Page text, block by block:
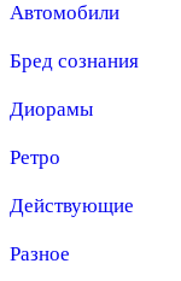
Автомобили
Бред сознания
Диорамы
Ретро
Действующие
Разное